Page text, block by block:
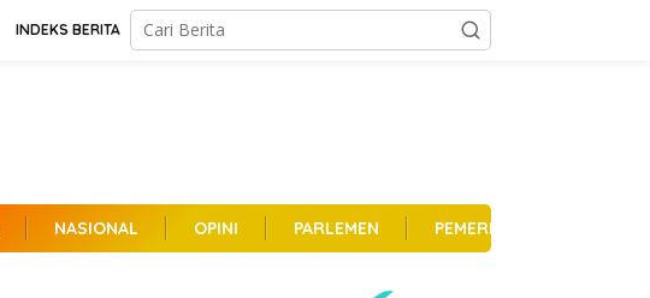
INDEKS BERITA
NASIONAL OPINI PARLEMEN PEMERINTAHAN